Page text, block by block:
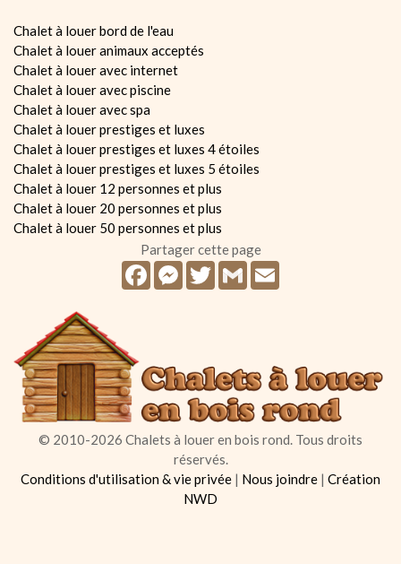
Chalet à louer bord de l'eau
Chalet à louer animaux acceptés
Chalet à louer avec internet
Chalet à louer avec piscine
Chalet à louer avec spa
Chalet à louer prestiges et luxes
Chalet à louer prestiges et luxes 4 étoiles
Chalet à louer prestiges et luxes 5 étoiles
Chalet à louer 12 personnes et plus
Chalet à louer 20 personnes et plus
Chalet à louer 50 personnes et plus
Partager cette page
FacebookMessenger
TwitterGmail
© 2010-2026 Chalets à louer en bois rond. Tous droits
réservés.
Conditions d'utilisation & vie privée | Nous joindre | Création
NWD